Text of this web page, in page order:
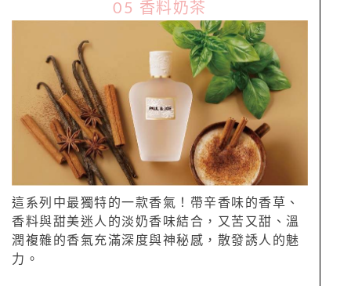
05 香料奶茶
這系列中最獨特的一款香氣！帶辛香味的香草、
香料與甜美迷人的淡奶香味結合，又苦又甜、溫
潤複雜的香氣充滿深度與神秘感，散發誘人的魅
力。